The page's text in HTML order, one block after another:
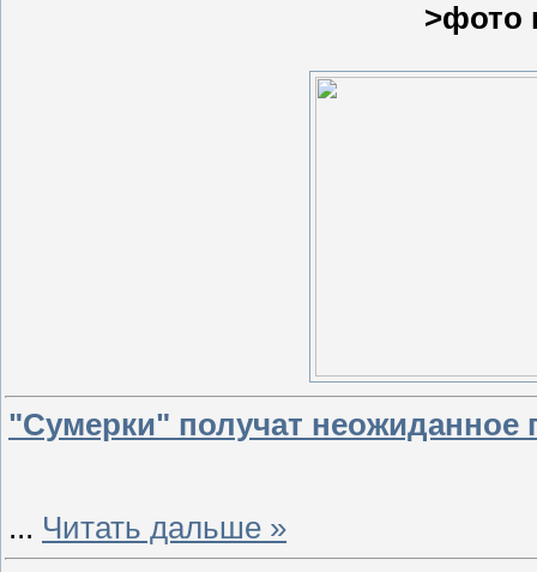
>фото
"Сумерки" получат неожиданное
... Читать дальше »